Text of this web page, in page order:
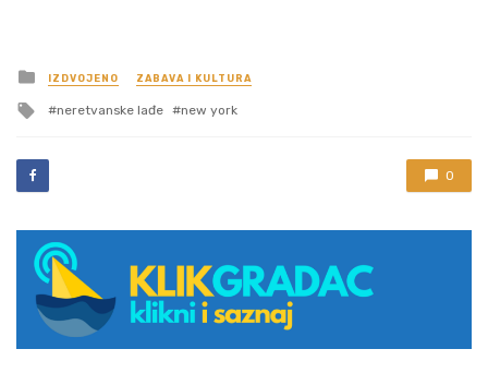
Posted
in
IZDVOJENO ZABAVA I KULTURA
Tagged
neretvanske lađe new york
0